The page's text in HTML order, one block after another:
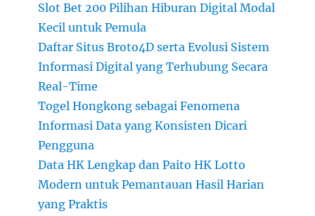
Slot Bet 200 Pilihan Hiburan Digital Modal
Kecil untuk Pemula
Daftar Situs Broto4D serta Evolusi Sistem
Informasi Digital yang Terhubung Secara
Real-Time
Togel Hongkong sebagai Fenomena
Informasi Data yang Konsisten Dicari
Pengguna
Data HK Lengkap dan Paito HK Lotto
Modern untuk Pemantauan Hasil Harian
yang Praktis